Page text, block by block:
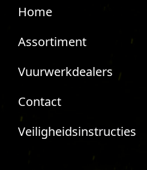
Home
Assortiment
Vuurwerkdealers
Contact
Veiligheidsinstructies